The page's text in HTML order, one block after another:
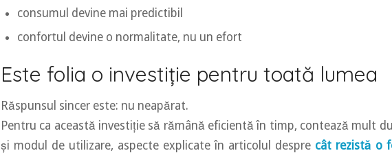
consumul devine mai predictibil
confortul devine o normalitate, nu un efort
Este folia o investiție pentru toată lumea
Răspunsul sincer este: nu neapărat.
Pentru ca această investiție să rămână eficientă în timp, contează mult
și modul de utilizare, aspecte explicate în articolul despre cât rezistă o